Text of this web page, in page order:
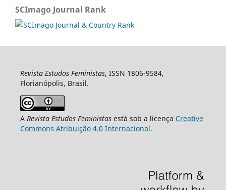
SCImago Journal Rank
Revista Estudos Feministas, ISSN 1806-9584,
Florianópolis, Brasil.
A Revista Estudos Feministasestá sob a licença Creative
Commons Atribuição 4.0 Internacional.